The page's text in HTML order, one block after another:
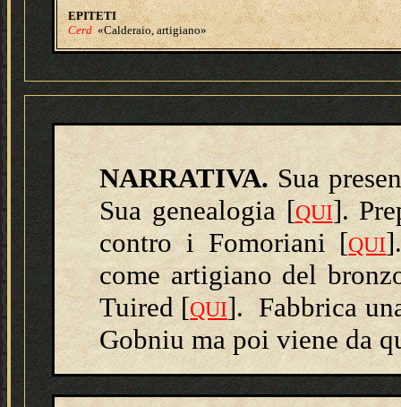
EPITETI
Cerd«Calderaio, artigiano»
NARRATIVA. Sua
Sua genealogia [QUI].
contro i Fomoriani[QUI
come artigiano del
Tuired [QUI]. Fabbrica
Gobniu ma poi viene da